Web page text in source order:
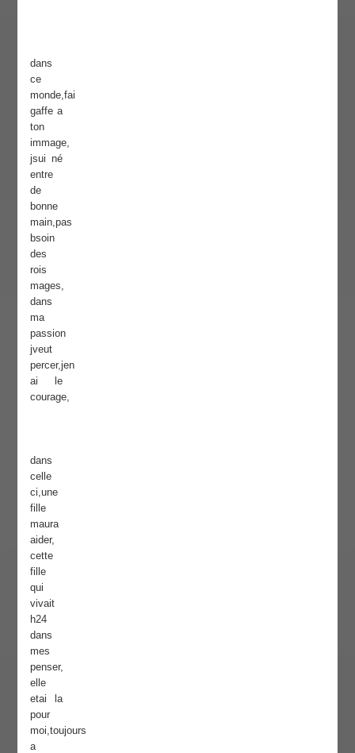
dans
ce
monde,fai
gaffe a
ton
immage,
jsui né
entre
de
bonne
main,pas
bsoin
des
rois
mages,
dans
ma
passion
jveut
percer,jen
ai le
courage,
dans
celle
ci,une
fille
maura
aider,
cette
fille
qui
vivait
h24
dans
mes
penser,
elle
etai la
pour
moi,toujours
a